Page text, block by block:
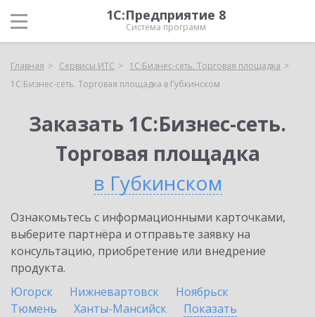
1С:Предприятие 8
Система программ
Главная Сервисы ИТС
1С:Бизнес-сеть. Торговая площадка
1С:Бизнес-сеть. Торговая площадка в Губкинском
Заказать 1С:Бизнес-сеть.
Торговая площадка
в Губкинском
Ознакомьтесь с информационными карточками,
выберите партнёра и отправьте заявку на
консультацию, приобретение или внедрение
продукта.
Югорск
Нижневартовск
Ноябрьск
Тюмень
Ханты-Мансийск
Показать